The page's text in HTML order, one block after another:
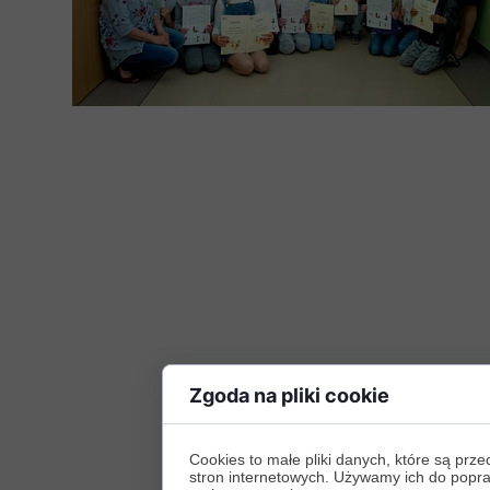
Zgoda na pliki cookie
Cookies to małe pliki danych, które są
stron internetowych. Używamy ich do